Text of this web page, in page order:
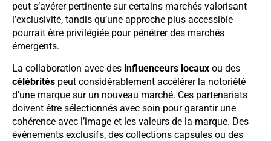
peut s’avérer pertinente sur certains marchés valorisant
l’exclusivité, tandis qu’une approche plus accessible
pourrait être privilégiée pour pénétrer des marchés
émergents.
La collaboration avec des influenceurs locaux ou des
célébrités peut considérablement accélérer la notoriété
d’une marque sur un nouveau marché. Ces partenariats
doivent être sélectionnés avec soin pour garantir une
cohérence avec l’image et les valeurs de la marque. Des
événements exclusifs, des collections capsules ou des